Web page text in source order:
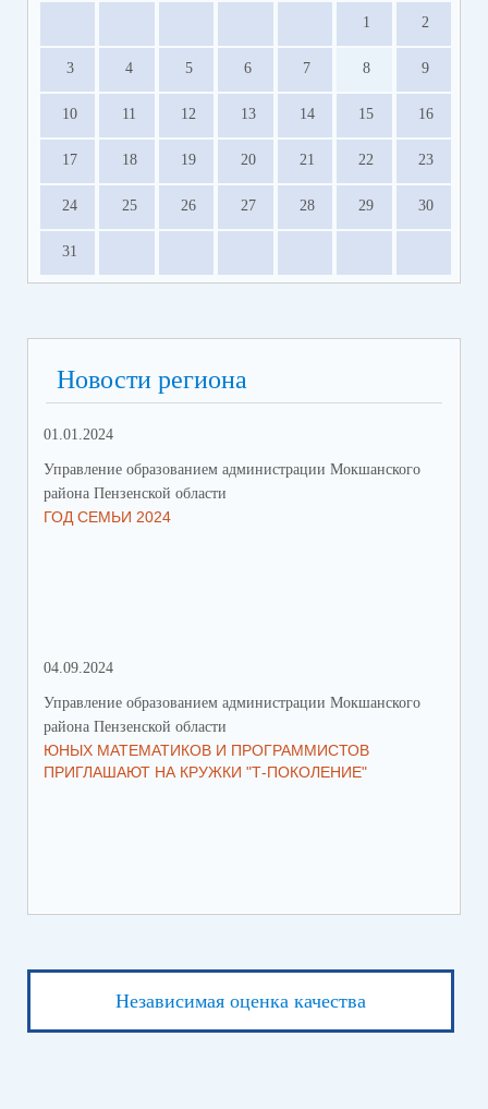
1 2
3 4 5 6 7 8 9
10 11 12 13 14 15 16
17 18 19 20 21 22 23
24 25 26 27 28 29 30
31
Новости региона
01.01.2024
Управление образованием администрации Мокшанского
района Пензенской области
ГОД СЕМЬИ 2024
04.09.2024
Управление образованием администрации Мокшанского
района Пензенской области
ЮНЫХ МАТЕМАТИКОВ И ПРОГРАММИСТОВ
ПРИГЛАШАЮТ НА КРУЖКИ "Т-ПОКОЛЕНИЕ"
Независимая оценка качества